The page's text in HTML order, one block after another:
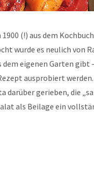
(!) aus dem
wurde es neulich von
eigenen Garten gibt
ausprobiert
darüber gerieben, die
als Beilage ein